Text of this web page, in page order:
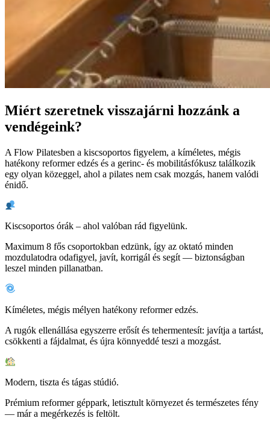
Miért szeretnek visszajárni hozzánk a
vendégeink?
A Flow Pilatesben a kiscsoportos figyelem, a kíméletes, mégis
hatékony reformer edzés és a gerinc- és mobilitásfókusz találkozik
egy olyan közeggel, ahol a pilates nem csak mozgás, hanem valódi
énidő.
Kiscsoportos órák – ahol valóban rád figyelünk.
Maximum 8 fős csoportokban edzünk, így az oktató minden
mozdulatodra odafigyel, javít, korrigál és segít — biztonságban
leszel minden pillanatban.
Kíméletes, mégis mélyen hatékony reformer edzés.
A rugók ellenállása egyszerre erősít és tehermentesít: javítja a tartást,
csökkenti a fájdalmat, és újra könnyeddé teszi a mozgást.
Modern, tiszta és tágas stúdió.
Prémium reformer géppark, letisztult környezet és természetes fény
— már a megérkezés is feltölt.